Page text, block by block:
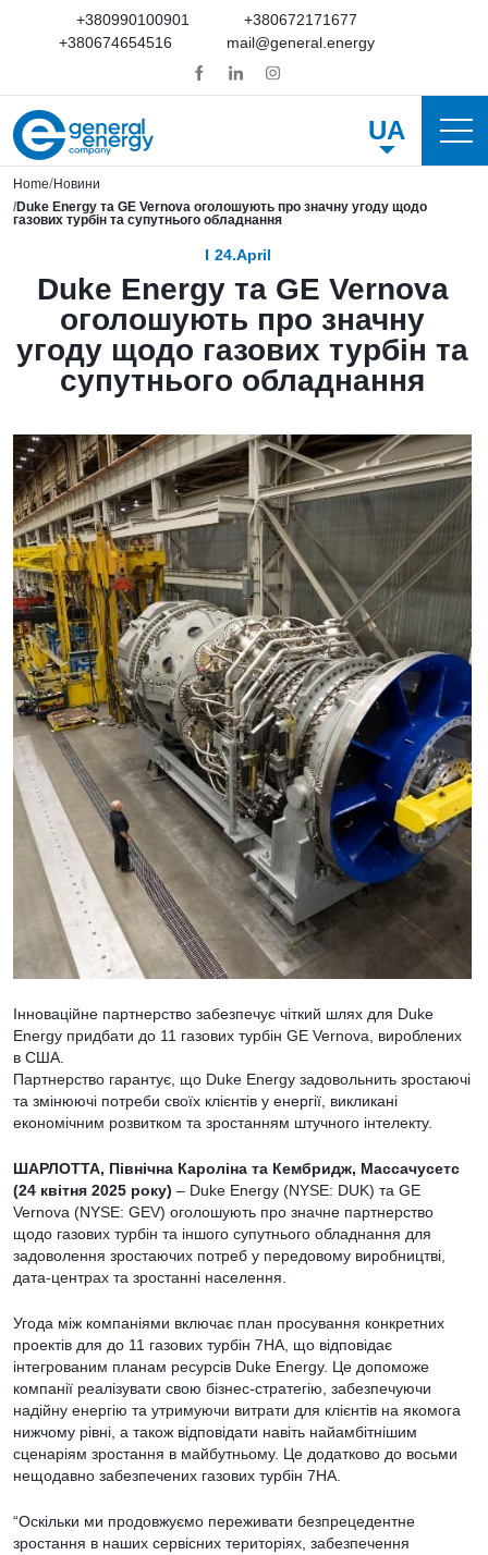
+380990100901
+380672171677
+380674654516
mail@general.energy
UA
Home Новини
Duke Energy та GE Vernova оголошують про значну угоду щодо
газових турбін та супутнього обладнання
24.April
Duke Energy та GE Vernova
оголошують про значну
угоду щодо газових турбін та
супутнього обладнання
Інноваційне партнерство забезпечує чіткий шлях для Duke
Energy придбати до 11 газових турбін GE Vernova, вироблених
в США.
Партнерство гарантує, що Duke Energy задовольнить зростаючі
та змінюючі потреби своїх клієнтів у енергії, викликані
економічним розвитком та зростанням штучного інтелекту.
ШАРЛОТТА, Північна Кароліна та Кембридж, Массачусетс
(24 квітня 2025 року) – Duke Energy (NYSE: DUK) та GE
Vernova (NYSE: GEV) оголошують про значне партнерство
щодо газових турбін та іншого супутнього обладнання для
задоволення зростаючих потреб у передовому виробництві,
дата-центрах та зростанні населення.
Угода між компаніями включає план просування конкретних
проектів для до 11 газових турбін 7HA, що відповідає
інтегрованим планам ресурсів Duke Energy. Це допоможе
компанії реалізувати свою бізнес-стратегію, забезпечуючи
надійну енергію та утримуючи витрати для клієнтів на якомога
нижчому рівні, а також відповідати навіть найамбітнішим
сценаріям зростання в майбутньому. Це додатково до восьми
нещодавно забезпечених газових турбін 7HA.
“Оскільки ми продовжуємо переживати безпрецедентне
зростання в наших сервісних територіях, забезпечення